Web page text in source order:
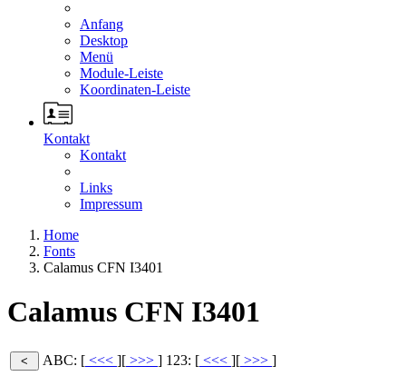
Anfang
Desktop
Menü
Module-Leiste
Koordinaten-Leiste
Kontakt
Kontakt
Links
Impressum
Home
Fonts
Calamus CFN I3401
Calamus CFN I3401
ABC: [ <<< ][ >>> ] 123: [ <<< ][ >>> ]